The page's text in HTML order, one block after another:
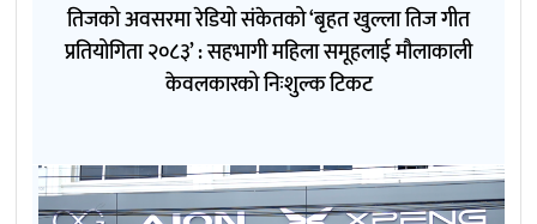
तिजको अवसरमा रेडियो संकेतको ‘बृहत खुल्ला तिज गीत
प्रतियोगिता २०८३’ : सहभागी महिला समूहलाई मौलाकाली
केवलकारको निःशुल्क टिकट